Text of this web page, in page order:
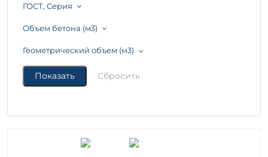
ГОСТ, Серия
Объем бетона (м3)
Геометрический объем (м3)